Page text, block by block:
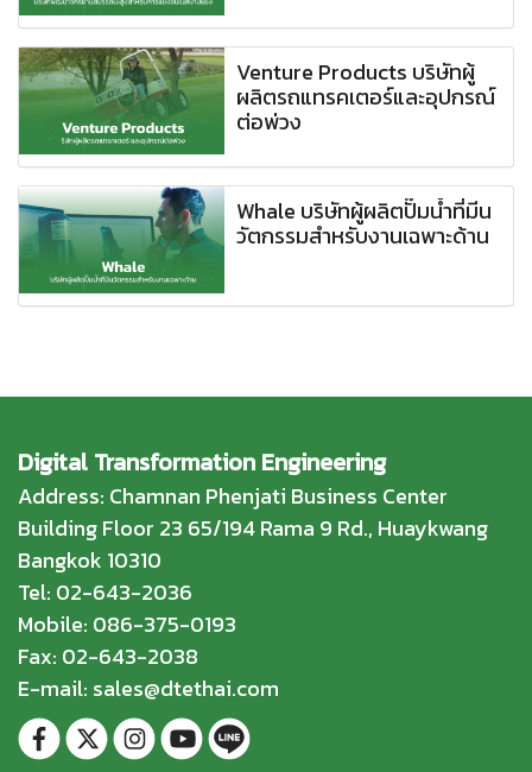
Venture Products บริษัทผู้
ผลิตรถแทรคเตอร์และอุปกรณ์
ต่อพ่วง
Whale บริษัทผู้ผลิตปั๊มน้ำที่มีน
วัตกรรมสำหรับงานเฉพาะด้าน
Digital Transformation Engineering
Address: Chamnan Phenjati Business Center
Building Floor 23 65/194 Rama 9 Rd., Huaykwang
Bangkok 10310
Tel: 02-643-2036
Mobile: 086-375-0193
Fax: 02-643-2038
E-mail: sales@dtethai.com